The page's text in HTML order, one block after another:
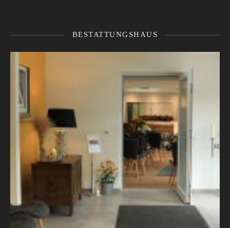
BESTATTUNGSHAUS